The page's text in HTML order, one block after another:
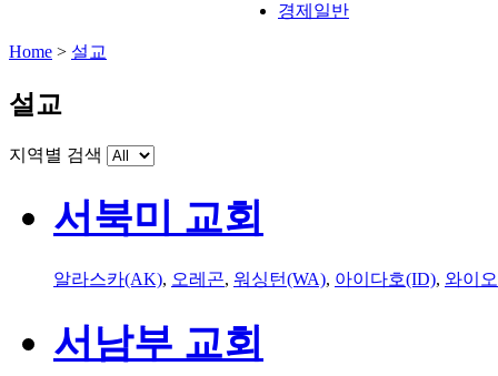
경제일반
Home > 설교
설교
지역별 검색
서북미 교회
알라스카(AK), 오레곤, 워싱턴(WA), 아이다호(ID), 와이
서남부 교회